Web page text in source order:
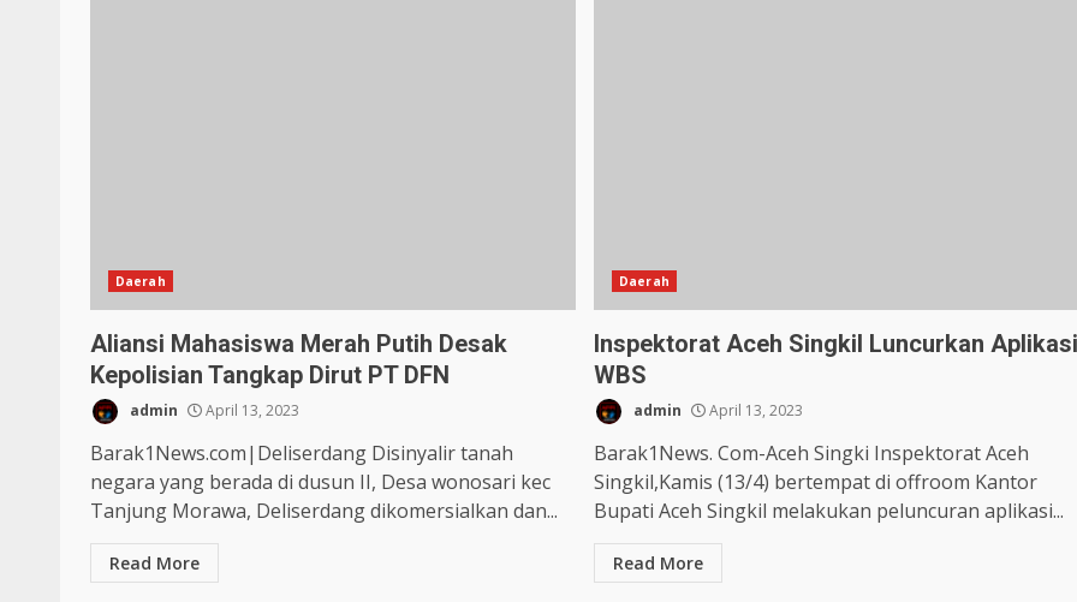
Daerah
Aliansi Mahasiswa Merah Putih Desak
Kepolisian Tangkap Dirut PT DFN
admin April 13, 2023
Barak1News.com|Deliserdang Disinyalir tanah
negara yang berada di dusun II, Desa wonosari kec
Tanjung Morawa, Deliserdang dikomersialkan dan...
Read More
Daerah
Inspektorat Aceh Singkil Luncurkan
WBS
admin April 13, 2023
Barak1News. Com-Aceh Singki Inspektorat Aceh
Singkil,Kamis (13/4) bertempat di offroom Kantor
Bupati Aceh Singkil melakukan peluncuran aplikasi...
Read More